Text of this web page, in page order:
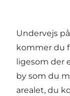
Undervejs
kommer du
ligesom der
by som du
arealet, du